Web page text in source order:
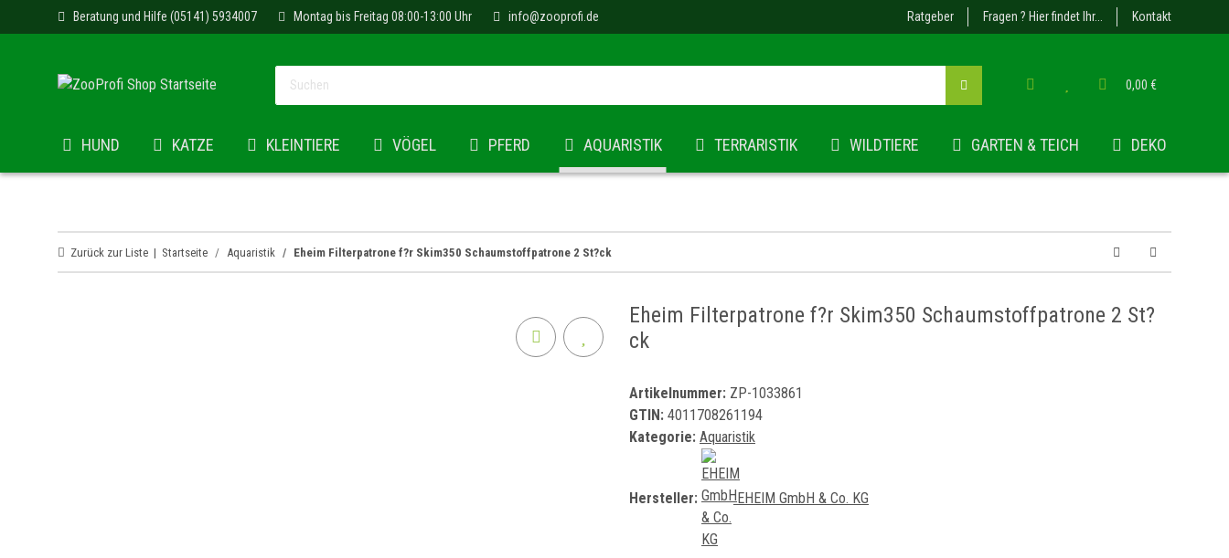
Ratgeber Fragen ? Hier findet Ihr... Kontakt
Beratung und Hilfe (05141) 5934007 Montag bis Freitag 08:00-13:00 Uhr info@zooprofi.de
0,00 €
HUND KATZE KLEINTIERE VÖGEL PFERD AQUARISTIK TERRARISTIK WILDTIERE GARTEN & TEICH DEKO
Zurück zur Liste Startseite Aquaristik Eheim Filterpatrone f?r Skim350 Schaumstoffpatrone 2 St?ck
Eheim Filterpatrone f?r Skim350 Schaumstoffpatrone 2 St?
ck
Artikelnummer: ZP-1033861
GTIN: 4011708261194
Kategorie: Aquaristik
Hersteller: EHEIM GmbH & Co. KG